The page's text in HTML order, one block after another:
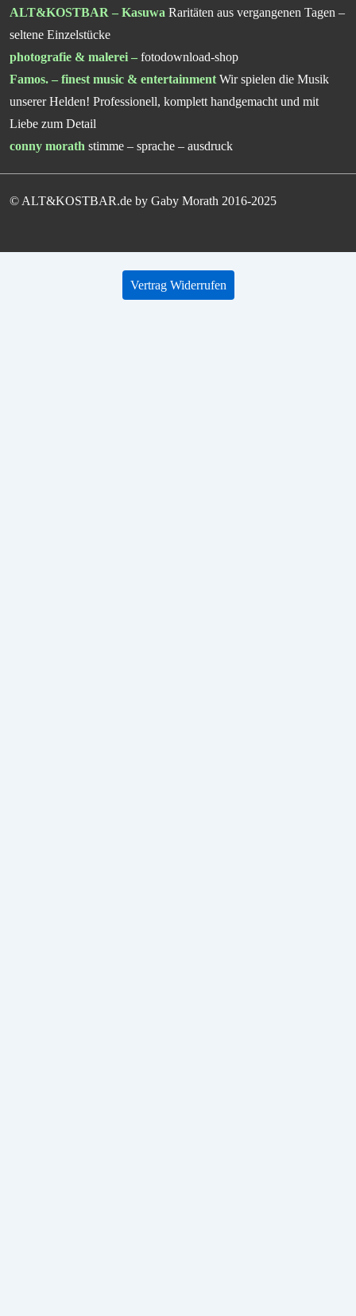
ALT&KOSTBAR – Kasuwa Raritäten aus vergangenen Tagen –
seltene Einzelstücke
photografie & malerei – fotodownload-shop
Famos. – finest music & entertainment Wir spielen die Musik
unserer Helden! Professionell, komplett handgemacht und mit
Liebe zum Detail
conny morath stimme – sprache – ausdruck
© ALT&KOSTBAR.de by Gaby Morath 2016-2025
Vertrag Widerrufen